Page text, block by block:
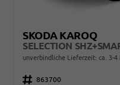
SKODA KAROQ
SELECTION
unverbindliche Lieferzeit: ca. 3-4
Fahrzeugnr. 863700